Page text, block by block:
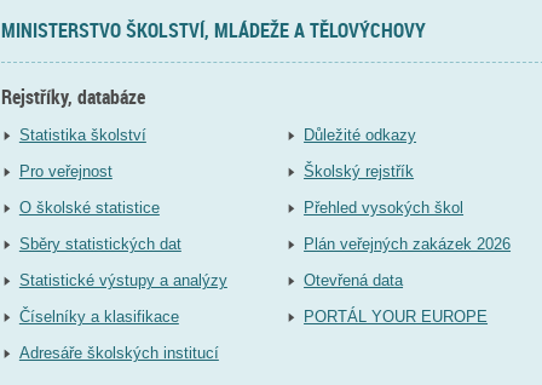
MINISTERSTVO ŠKOLSTVÍ, MLÁDEŽE A TĚLOVÝCHOVY
Rejstříky, databáze
Statistika školství
Pro veřejnost
O školské statistice
Sběry statistických dat
Statistické výstupy a analýzy
Číselníky a klasifikace
Adresáře školských institucí
Důležité odkazy
Školský rejstřík
Přehled vysokých škol
Plán veřejných zakázek 2026
Otevřená data
PORTÁL YOUR EUROPE